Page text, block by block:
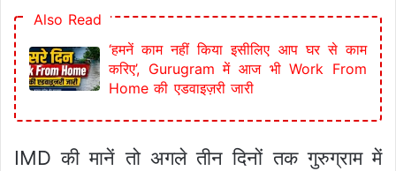
Also Read
‘हमनें काम नहीं किया इसीलिए आप घर से काम
करिए’, Gurugram में आज भी Work From
Home की एडवाइज़री जारी
IMD की मानें तो अगले तीन दिनों तक गुरुग्राम में